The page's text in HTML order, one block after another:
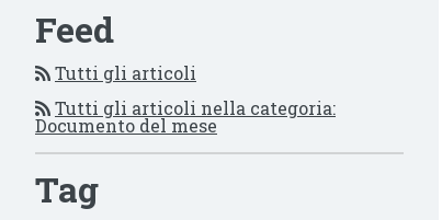
Feed
Tutti gli articoli
Tutti gli articoli nella categoria:
Documento del mese
Tag